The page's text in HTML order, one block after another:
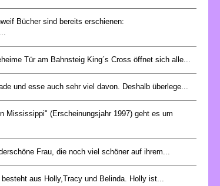
Bücher sind bereits erschienen:
Tür am Bahnsteig King´s Cross öffnet sich alle...
und esse auch sehr viel davon. Deshalb überlege...
Mississippi" (Erscheinungsjahr 1997) geht es um
Frau, die noch viel schöner auf ihrem...
besteht aus Holly,Tracy und Belinda. Holly ist...